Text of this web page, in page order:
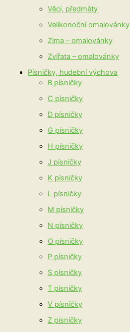
Věci, předměty
Velikonoční omalovánky
Zima – omalovánky
Zvířata – omalovánky
Písničky, hudební výchova
B písničky
C písničky
D písničky
G písničky
H písničky
J písničky
K písničky
L písničky
M písničky
N písničky
O písničky
P písničky
S písničky
T písničky
V písničky
Z písničky